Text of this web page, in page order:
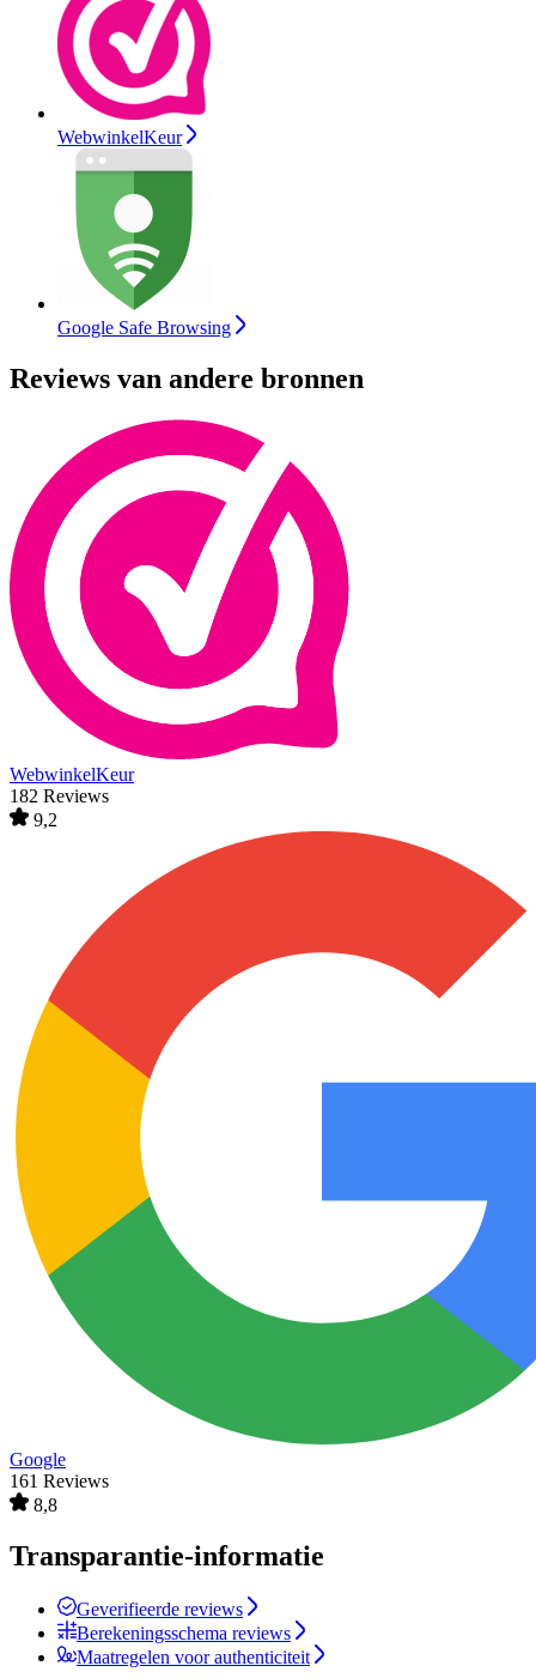
WebwinkelKeur
Google Safe Browsing
Reviews van andere bronnen
WebwinkelKeur
182 Reviews
9,2
Google
161 Reviews
8,8
Transparantie-informatie
Geverifieerde reviews
Berekeningsschema reviews
Maatregelen voor authenticiteit